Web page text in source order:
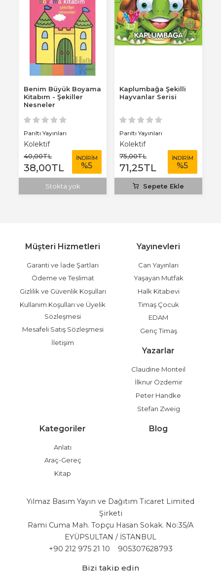
Benim Büyük Boyama
Kitabım - Şekiller
Nesneler
Parıltı Yayınları
Kolektif
40,00TL
38,00TL
İNDİRİM
%5
Stokta yok
Kaplumbağa Şekilli
Hayvanlar Serisi
Parıltı Yayınları
Kolektif
75,00TL
71,25TL
İNDİRİM
%5
Sepete Ekle
Müşteri Hizmetleri
Garanti ve İade Şartları
Ödeme ve Teslimat
Gizlilik ve Güvenlik Koşulları
Kullanım Koşulları ve Üyelik
Sözleşmesi
Mesafeli Satış Sözleşmesi
İletişim
Yayınevleri
Can Yayınları
Yaşayan Mutfak
Halk Kitabevi
Timaş Çocuk
EDAM
Genç Timaş
Yazarlar
Claudine Monteil
İlknur Özdemir
Peter Handke
Stefan Zweig
Kategoriler
Anlatı
Araç-Gereç
Kitap
Blog
Yılmaz Basım Yayın ve Dağıtım Ticaret Limited
Şirketi
Rami Cuma Mah. Topçu Hasan Sokak. No:35/A
EYÜPSULTAN / İSTANBUL
+90 212 975 21 10
905307628793
Bizi takip edin